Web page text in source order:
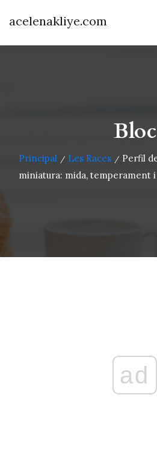
acelenakliye.com
Bloc
Principal / Les Races / Perfil
miniatura: mida, temperament
ad